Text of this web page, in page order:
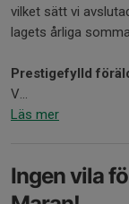
vilket sätt vi
lagets årliga
Prestigefylld
V...
Läs mer
Ingen vila